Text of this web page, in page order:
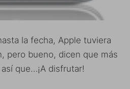
la fecha, Apple tuviera
pero bueno, dicen que más
que…¡A disfrutar!